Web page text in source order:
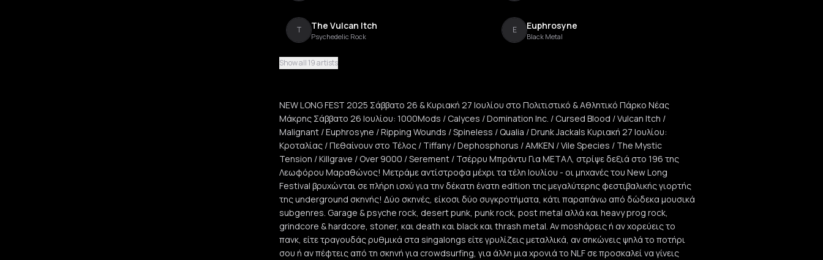
T The Vulcan Itch
Psychedelic Rock
E Euphrosyne
Black Metal
Open Wounds
D Drunk Jackals
Space Rock
K Krotalias
Greek Punk
Π Πεθαίνουν Στο Τέλος
Greek Punk
D Dephosphorus
Grindcore
A Amken
Thrash Metal
V Vile Species
Grindcore
T The Mystic Tension
Psychedelic Rock
K Killgrave
Metal
Show all 19 artists
NEW LONG FEST 2025 Σάββατο 26 & Κυριακή 27 Ιουλίου στο Πολιτιστικό & Αθλητικό Πάρκο Νέας
Μάκρης Σάββατο 26 Ιουλίου: 1000Mods / Calyces / Domination Inc. / Cursed Blood / Vulcan Itch /
Malignant / Euphrosyne / Ripping Wounds / Spineless / Qualia / Drunk Jackals Κυριακή 27 Ιουλίου:
Κροταλίας / Πεθαίνουν στο Τέλος / Tiffany / Dephosphorus / AMKEN / Vile Species / The Mystic
Tension / Killgrave / Over 9000 / Serement / Τσέρρυ Μπράντυ Για ΜΕΤΑΛ, στρίψε δεξιά στο 196 της
Λεωφόρου Μαραθώνος! Μετράμε αντίστροφα μέχρι τα τέλη Ιουλίου - οι μηχανές του New Long
Festival βρυχώνται σε πλήρη ισχύ για την δέκατη ένατη edition της μεγαλύτερης φεστιβαλικής γιορτής
της underground σκηνής! Δύο σκηνές, είκοσι δύο συγκροτήματα, κάτι παραπάνω από δώδεκα μουσικά
subgenres. Garage & psyche rock, desert punk, punk rock, post metal αλλά και heavy prog rock,
grindcore & hardcore, stoner, και death και black και thrash metal. Αν moshάρεις ή αν χορεύεις το
πανκ, είτε τραγουδάς ρυθμικά στα singalongs είτε γρυλίζεις μεταλλικά, αν σηκώνεις ψηλά το ποτήρι
σου ή αν πέφτεις από τη σκηνή για crowdsurfing, για άλλη μια χρονιά το NLF σε προσκαλεί να γίνεις